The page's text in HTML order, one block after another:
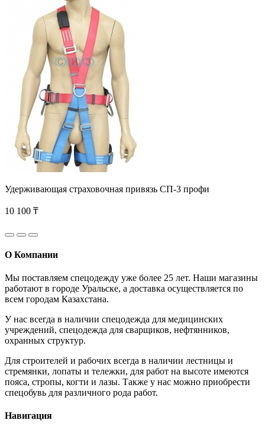
Удерживающая страховочная привязь СП-3 профи
10 100 ₸
О Компании
Мы поставляем спецодежду уже более 25 лет. Наши магазины
работают в городе Уральске, а доставка осуществляется по
всем городам Казахстана.
У нас всегда в наличии спецодежда для медицинских
учреждений, спецодежда для сварщиков, нефтянников,
охранных структур.
Для строителей и рабочих всегда в наличии лестницы и
стремянки, лопаты и тележки, для работ на высоте имеются
пояса, стропы, когти и лазы. Также у нас можно приобрести
спецобувь для различного рода работ.
Навигация